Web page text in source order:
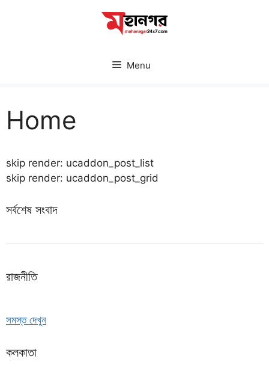
Menu
Home
skip render: ucaddon_post_list
skip render: ucaddon_post_grid
সর্বশেষ সংবাদ
রাজনীতি
সমস্ত দেখুন
কলকাতা